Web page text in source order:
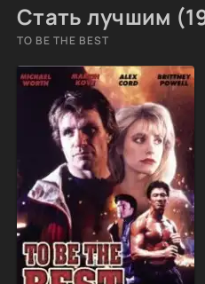
Стать лучшим
TO BE THE BEST